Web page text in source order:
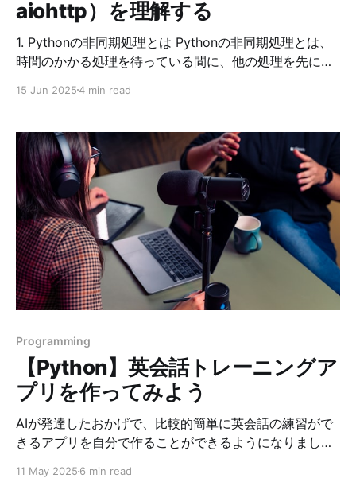
aiohttp）を理解する
1. Pythonの非同期処理とは Pythonの非同期処理とは、
時間のかかる処理を待っている間に、他の処理を先に進
効率よく進めるときに特に効果を発揮します。 たとえ
します。 (1) Web APIの並列呼び出し 例：天気情報API
や路線情報API等に同時にリクエストを送りたいとき。
・APIの応答を待っている間は、CPUをほとんど使わな
いので、他のリクエスト処理ができる。 ・非同期でリク
エストするときは、requestsの代わりにaiohttpを使う。
(2) チャットアプリやWebSocket通信（リアルタイム処
理） 例：Webチャット、オンラインゲームなどで、常時
接続しながらメッセージの送受信を行う。 ・接続は維持
しつつ、メッセージが来るのを「待つ」必要があり、同
期処理だと待っている間、他のことができなくなる。
千件のログファイルを読み込みながら、バックグラウン
ドで解析・保存する。
15 Jun 20254 min read
Programming
【Python】英会話トレーニングア
プリを作ってみよう
AIが発達したおかげで、比較的簡単に英会話の練習がで
きるアプリを自分で作ることができるようになりまし
話に翻訳して英語で話し、 (2) 英語で話すと、アメリカ
11 May 2025 6 min read